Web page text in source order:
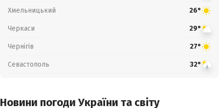
Хмельницький 26°
Черкаси 29°
Чернігів 27°
Севастополь 32°
Новини погоди України та світу